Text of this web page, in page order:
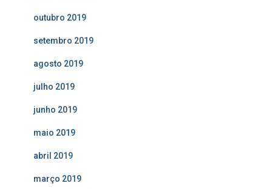
outubro 2019
setembro 2019
agosto 2019
julho 2019
junho 2019
maio 2019
abril 2019
março 2019